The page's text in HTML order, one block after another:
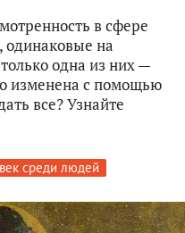
в сфере
одинаковые на
одна из них —
изменена с помощью
все? Узнайте
среди людей